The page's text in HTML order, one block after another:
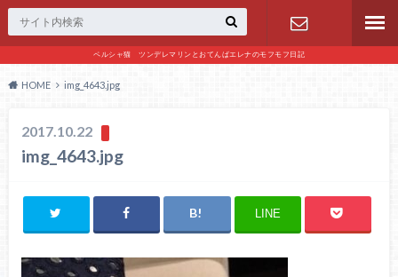
ペルシャ猫 ツンデレマリンとおてんばエレナのモフモフ日記
お問い合わ
HOME img_4643.jpg
2017.10.22
img_4643.jpg
LINE